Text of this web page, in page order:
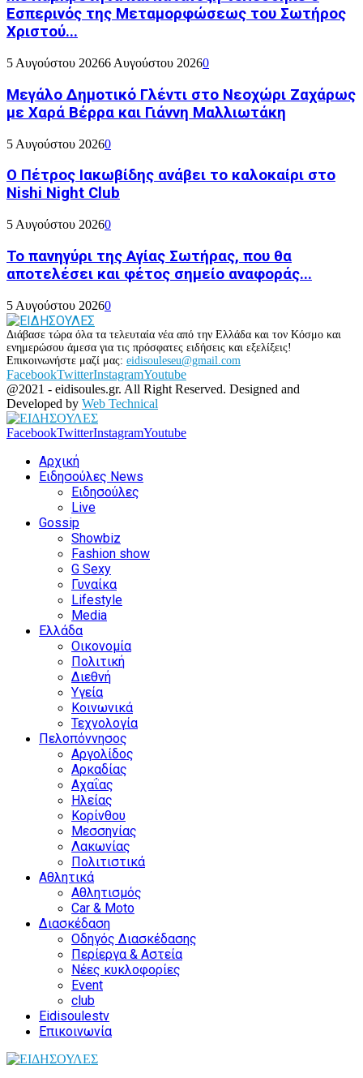
Εσπερινός της Μεταμορφώσεως του Σωτήρος
Χριστού...
5 Αυγούστου 20266 Αυγούστου 20260
Μεγάλο Δημοτικό Γλέντι στο Νεοχώρι Ζαχάρως
με Χαρά Βέρρα και Γιάννη Μαλλιωτάκη
5 Αυγούστου 20260
Ο Πέτρος Ιακωβίδης ανάβει το καλοκαίρι στο
Nishi Night Club
5 Αυγούστου 20260
Το πανηγύρι της Αγίας Σωτήρας, που θα
αποτελέσει και φέτος σημείο αναφοράς...
5 Αυγούστου 20260
Διάβασε τώρα όλα τα τελευταία νέα από την Ελλάδα και τον Κόσμο και
ενημερώσου άμεσα για τις πρόσφατες ειδήσεις και εξελίξεις!
Επικοινωνήστε μαζί μας: eidisouleseu@gmail.com
FacebookTwitterInstagramYoutube
@2021 - eidisoules.gr. All Right Reserved. Designed and
Developed by Web Technical
FacebookTwitterInstagramYoutube
Αρχική
Ειδησούλες News
Ειδησούλες
Live
Gossip
Showbiz
Fashion show
G Sexy
Γυναίκα
Lifestyle
Media
Ελλάδα
Οικονομία
Πολιτική
Διεθνή
Υγεία
Κοινωνικά
Τεχνολογία
Πελοπόννησος
Αργολίδος
Αρκαδίας
Αχαΐας
Ηλείας
Κορίνθου
Μεσσηνίας
Λακωνίας
Πολιτιστικά
Αθλητικά
Αθλητισμός
Car & Moto
Διασκέδαση
Οδηγός Διασκέδασης
Περίεργα & Αστεία
Νέες κυκλοφορίες
Event
club
Eidisoulestv
Επικοινωνία